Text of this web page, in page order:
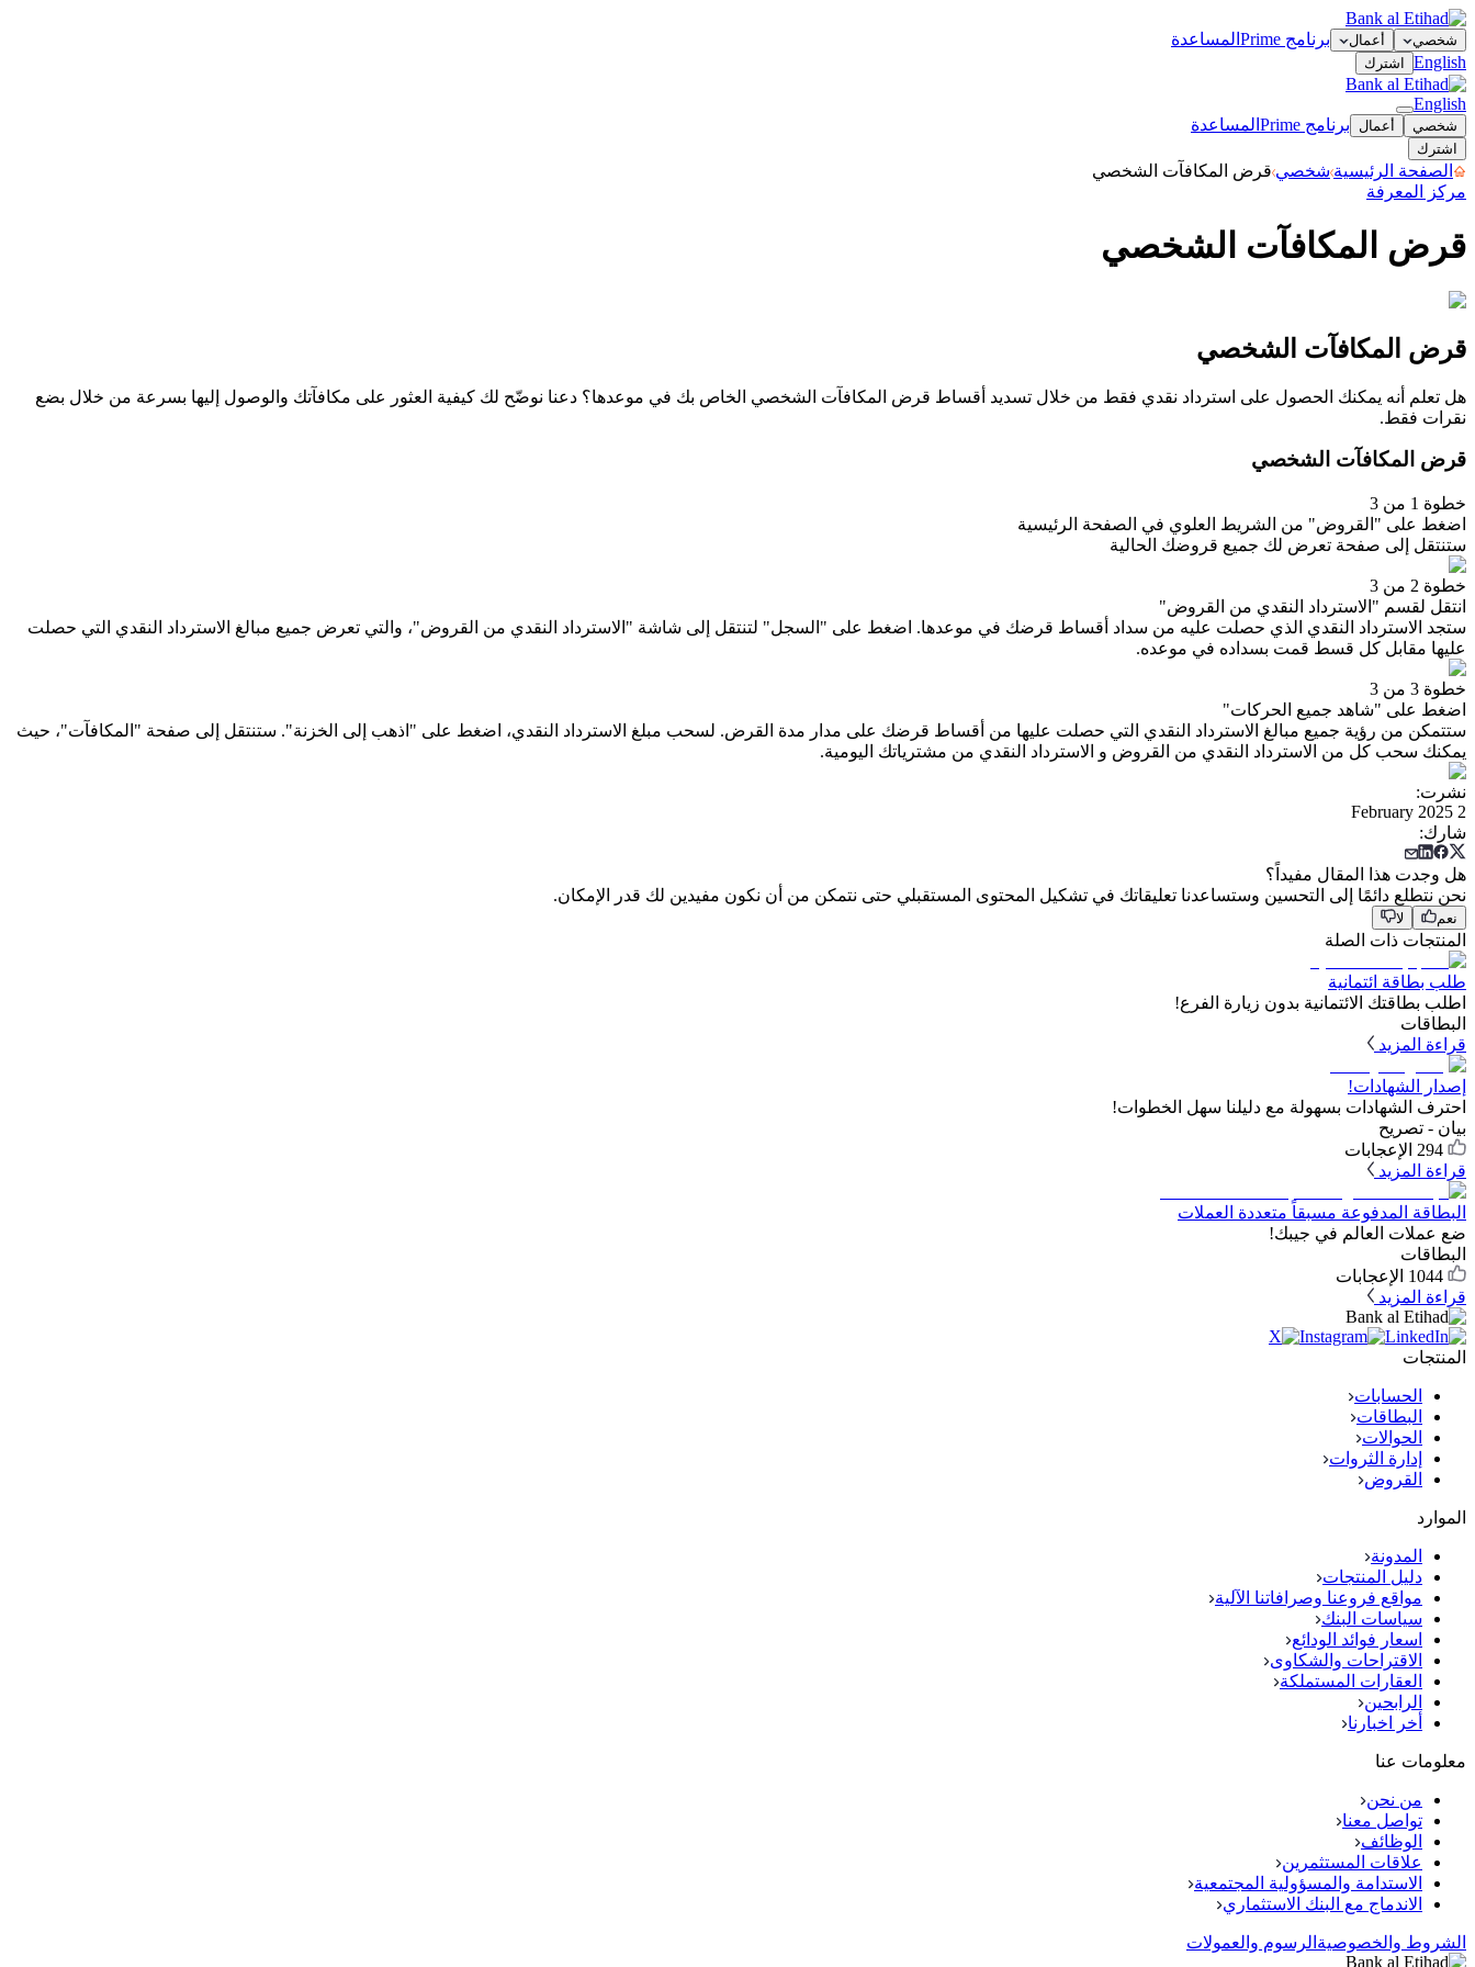
شخصي أعمال برنامج Prime
المساعدة
English
اشترك
English
شخصي أعمال برنامج Prime المساعدة
اشترك
الصفحة الرئيسية شخصي قرض المكافآت الشخصي
مركز المعرفة
قرض المكافآت الشخصي
قرض المكافآت الشخصي
هل تعلم أنه يمكنك الحصول على استرداد نقدي فقط من خلال تسديد أقساط قرض المكافآت الشخصي الخاص بك في موعدها؟ دعنا نوضّح لك كيفية العثور على مكافآتك والوصول إليها بسرعة من خلال بضع
نقرات فقط.
قرض المكافآت الشخصي
خطوة 1 من 3
اضغط على "القروض" من الشريط العلوي في الصفحة الرئيسية
ستنتقل إلى صفحة تعرض لك جميع قروضك الحالية
خطوة 2 من 3
انتقل لقسم "الاسترداد النقدي من القروض"
ستجد الاسترداد النقدي الذي حصلت عليه من سداد أقساط قرضك في موعدها. اضغط على "السجل" لتنتقل إلى شاشة "الاسترداد النقدي من القروض"، والتي تعرض جميع مبالغ الاسترداد النقدي التي حصلت
عليها مقابل كل قسط قمت بسداده في موعده.
خطوة 3 من 3
اضغط على "شاهد جميع الحركات"
ستتمكن من رؤية جميع مبالغ الاسترداد النقدي التي حصلت عليها من أقساط قرضك على مدار مدة القرض. لسحب مبلغ الاسترداد النقدي، اضغط على "اذهب إلى الخزنة". ستنتقل إلى صفحة "المكافآت"، حيث
يمكنك سحب كل من الاسترداد النقدي من القروض و الاسترداد النقدي من مشترياتك اليومية.
نشرت:
2 February 2025
شارك:
هل وجدت هذا المقال مفيداً؟
نحن نتطلع دائمًا إلى التحسين وستساعدنا تعليقاتك في تشكيل المحتوى المستقبلي حتى نتمكن من أن نكون مفيدين لك قدر الإمكان.
نعم لا
المنتجات ذات الصلة
طلب بطاقة ائتمانية
اطلب بطاقتك الائتمانية بدون زيارة الفرع!
البطاقات
قراءة المزيد
إصدار الشهادات!
احترف الشهادات بسهولة مع دليلنا سهل الخطوات!
بيان - تصريح
294 الإعجابات
قراءة المزيد
البطاقة المدفوعة مسبقاً متعددة العملات
ضع عملات العالم في جيبك!
البطاقات
1044 الإعجابات
قراءة المزيد
المنتجات
الحسابات
البطاقات
الحوالات
إدارة الثروات
القروض
الموارد
المدونة
دليل المنتجات
مواقع فروعنا وصرافاتنا الآلية
سياسات البنك
اسعار فوائد الودائع
الاقتراحات والشكاوى
العقارات المستملكة
الرابحين
أخر اخبارنا
معلومات عنا
من نحن
تواصل معنا
الوظائف
علاقات المستثمرين
الاستدامة والمسؤولية المجتمعية
الاندماج مع البنك الاستثماري
الشروط والخصوصية الرسوم والعمولات